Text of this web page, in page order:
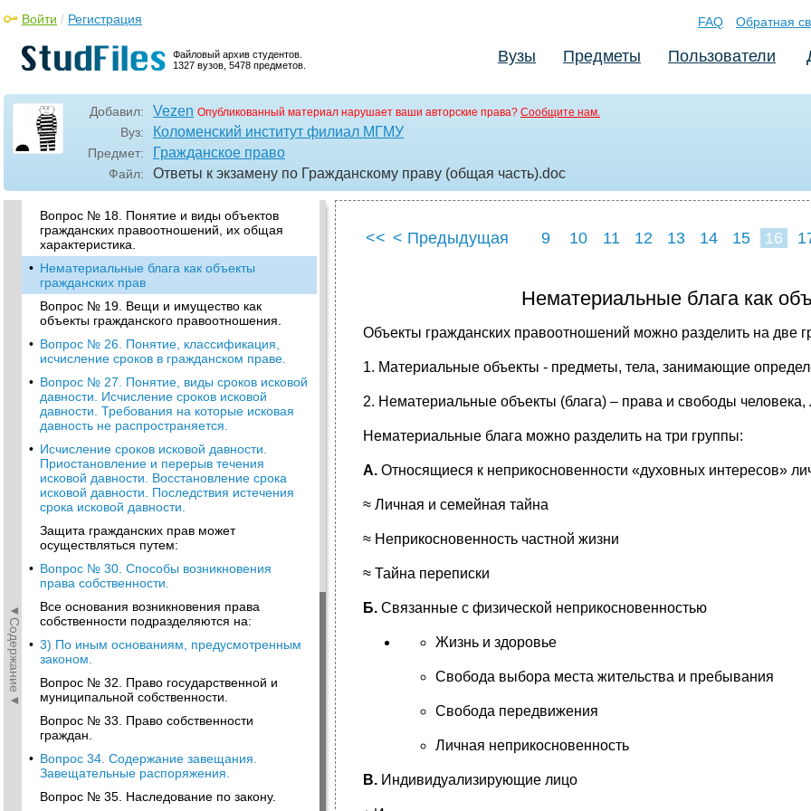
Файловый архив студентов.
1327 вузов, 5478 предметов.
Войти / Регистрация FAQ Обратная
Вузы Предметы Пользователи
Добавил: Vezen Опубликованный материал нарушает ваши авторские права? Сообщите нам.
Вуз: Коломенский институт филиал МГМУ
Предмет: Гражданское право
Файл: Ответы к экзамену по Гражданскому праву (общая часть).doc
◄Содержание◄
• Вопрос № 15. Дочерние и зависимые
Вопрос № 16. Кооперативы (артель) в
• Вопрос № 17. Некоммерческие
организации: особенности создания и
деятельности.
• Учреждения
Объединение юр лиц (ассоциации и
союзы).
Вопрос № 18. Понятие и виды объектов
гражданских правоотношений, их общая
характеристика.
• Нематериальные блага как объекты
гражданских прав
Вопрос № 19. Вещи и имущество как
объекты гражданского правоотношения.
• Вопрос № 26. Понятие, классификация,
исчисление сроков в гражданском праве.
• Вопрос № 27. Понятие, виды сроков исковой
давности. Исчисление сроков исковой
давности. Требования на которые исковая
давность не распространяется.
• Исчисление сроков исковой давности.
Приостановление и перерыв течения
исковой давности. Восстановление срока
исковой давности. Последствия истечения
срока исковой давности.
Защита гражданских прав может
осуществляться путем:
• Вопрос № 30. Способы возникновения
права собственности.
Все основания возникновения права
собственности подразделяются на:
• 3) По иным основаниям, предусмотренным
законом.
Вопрос № 32. Право государственной и
муниципальной собственности.
Вопрос № 33. Право собственности
граждан.
• Вопрос 34. Содержание завещания.
Завещательные распоряжения.
Вопрос № 35. Наследование по закону.
<< < Предыдущая 9 10 11 12 13 14 15 16
Нематериальные блага как
Объекты гражданских правоотношений можно разделить на две
1. Материальные объекты - предметы, тела, занимающие
2. Нематериальные объекты (блага) – права и свободы
Нематериальные блага можно разделить на три группы:
A. Относящиеся к неприкосновенности «духовных интересов»
≈ Личная и семейная тайна
≈ Неприкосновенность частной жизни
≈ Тайна переписки
Б. Связанные с физической неприкосновенностью
Жизнь и здоровье
Свобода выбора места жительства и пребывания
Свобода передвижения
Личная неприкосновенность
В. Индивидуализирующие лицо